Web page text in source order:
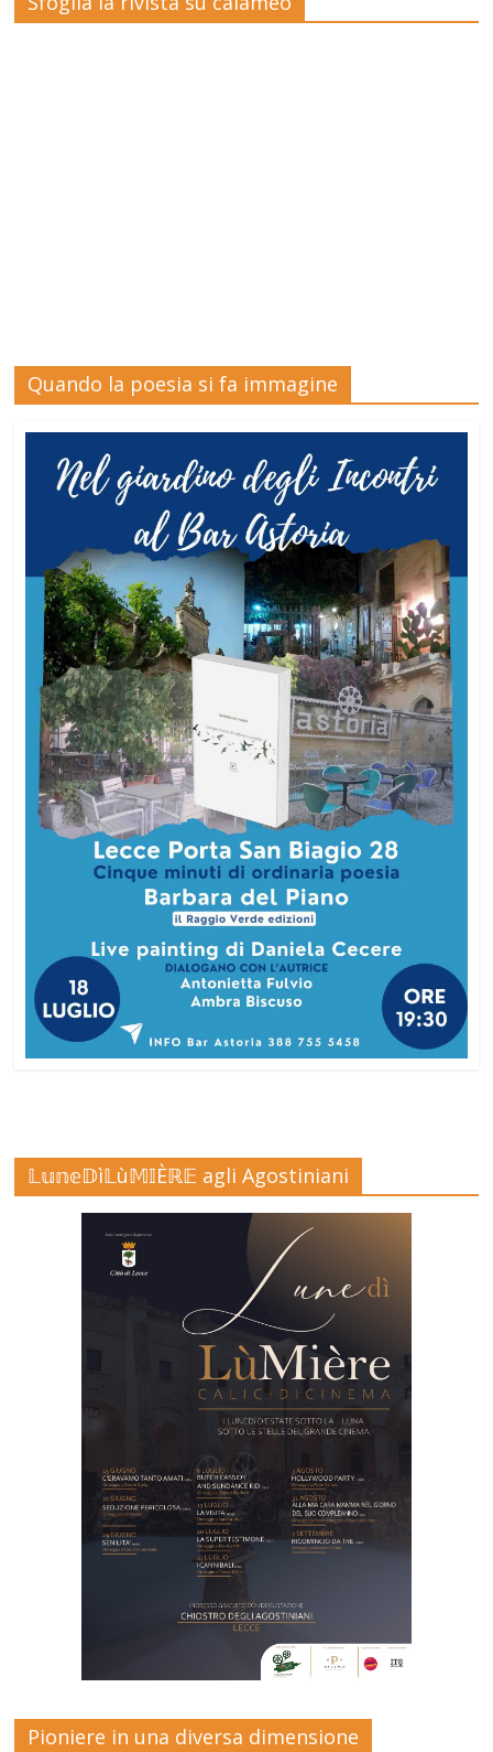
Quando la poesia si fa immagine
𝕃𝕦𝕟𝕖𝔻ì𝕃ù𝕄𝕀Èℝ𝔼 agli Agostiniani
Pioniere in una diversa dimensione